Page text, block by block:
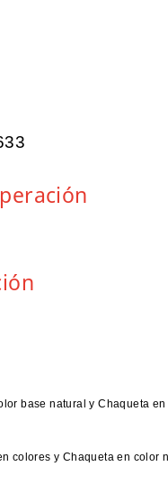
base natural y Chaqueta en
colores y Chaqueta en color